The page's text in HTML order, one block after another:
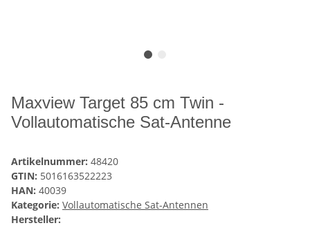
Maxview Target 85 cm Twin -
Vollautomatische Sat-Antenne
Artikelnummer: 48420
GTIN: 5016163522223
HAN: 40039
Kategorie: Vollautomatische Sat-Antennen
Hersteller: